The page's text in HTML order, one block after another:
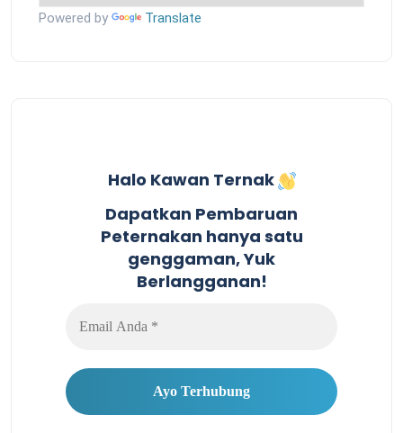
Powered by Translate
Halo Kawan Ternak
Dapatkan Pembaruan
Peternakan hanya satu
genggaman, Yuk
Berlangganan!